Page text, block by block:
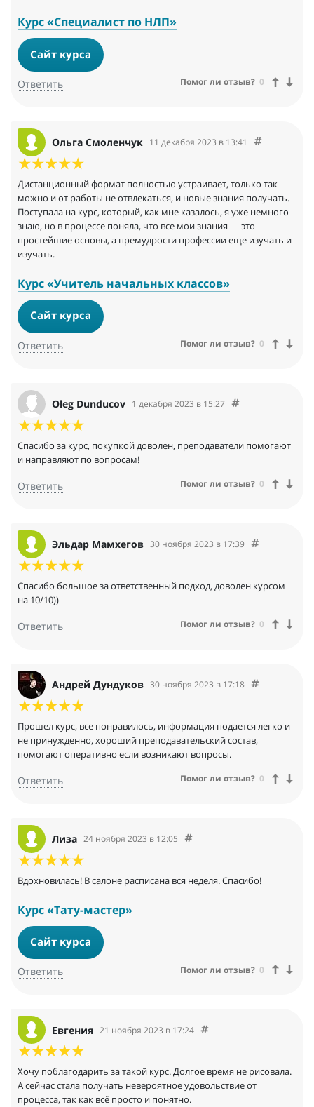
Курс «Специалист по НЛП»
Сайт курса
Ответить Помог ли отзыв? 0
Ольга Смоленчук 11 декабря 2023 в 13:41
Дистанционный формат полностью устраивает, только так
можно и от работы не отвлекаться, и новые знания получать.
Поступала на курс, который, как мне казалось, я уже немного
знаю, но в процессе поняла, что все мои знания — это
простейшие основы, а премудрости профессии еще изучать и
изучать.
Курс «Учитель начальных классов»
Сайт курса
Ответить Помог ли отзыв? 0
Oleg Dunducov 1 декабря 2023 в 15:27
Спасибо за курс, покупкой доволен, преподаватели помогают
и направляют по вопросам!
Ответить Помог ли отзыв? 0
Эльдар Мамхегов 30 ноября 2023 в 17:39
Спасибо большое за ответственный подход, доволен курсом
на 10/10))
Ответить Помог ли отзыв? 0
Андрей Дундуков 30 ноября 2023 в 17:18
Прошел курс, все понравилось, информация подается легко и
не принужденно, хороший преподавательский состав,
помогают оперативно если возникают вопросы.
Ответить Помог ли отзыв? 0
Лиза 24 ноября 2023 в 12:05
Вдохновилась! В салоне расписана вся неделя. Спасибо!
Курс «Тату-мастер»
Сайт курса
Ответить Помог ли отзыв? 0
Евгения 21 ноября 2023 в 17:24
Хочу поблагодарить за такой курс. Долгое время не рисовала.
А сейчас стала получать невероятное удовольствие от
процесса, так как всё просто и понятно.